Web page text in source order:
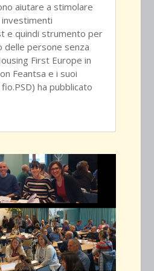
aiutare a stimolare
investimenti
e quindi strumento per
delle persone senza
First Europe in
Feantsa e i suoi
ha pubblicato